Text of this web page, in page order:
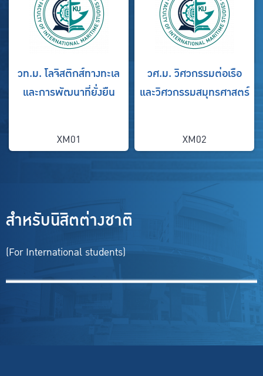
วท.ม. โลจิสติกส์ทางทะเล
และการพัฒนาที่ยั่งยืน
XM01
วศ.ม. วิศวกรรมต่อเรือ
และวิศวกรรมสมุทรศาสตร์
XM02
สำหรับนิสิตต่างชาติ
(For International students)